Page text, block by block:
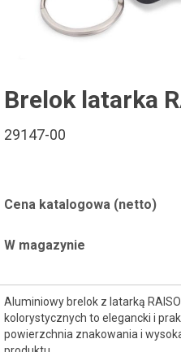
Brelok latarka
29147-00
Cena katalogowa (netto)
W magazynie
Aluminiowy brelok z latarką
kolorystycznych to elegancki i
powierzchnia znakowania i